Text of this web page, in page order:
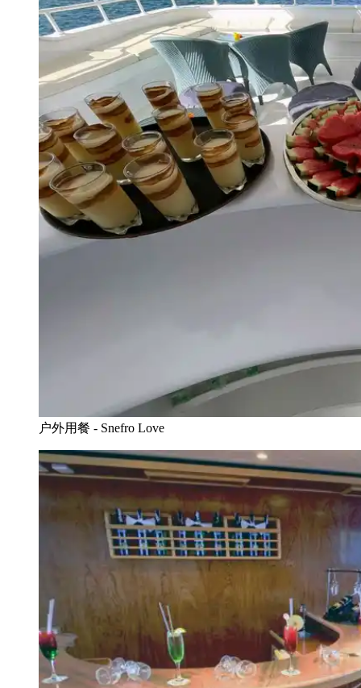
户外用餐 - Snefro Love